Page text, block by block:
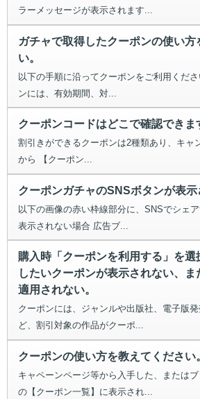
ラーメッセージが表示されます...
ガチャで取得したクーポンの使い方
い。
以下の手順に沿ってクーポンをご利用くだ
ンには、有効期間、対...
クーポンコードはどこで確認できま
割引きができるクーポンは2種類あり、キャ
から 【クーポン...
クーポンガチャのSNSボタンが表示
以下の画像の赤い枠線部分に、SNSでシェ
表示されない場合 広告ブ...
購入時「クーポンを利用する」を選
したいクーポンが表示されない、
適用されない。
クーポンには、ジャンルや出版社、電子版
ど、割引対象の作品がクーポ...
クーポンの使い方を教えてください
キャペーンページ等から入手した、または
の【クーポン一覧】に表示され...